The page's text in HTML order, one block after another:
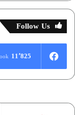
Follow Us
11٬825